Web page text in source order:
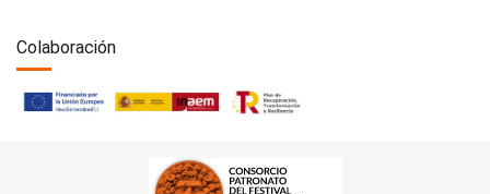
Colaboración